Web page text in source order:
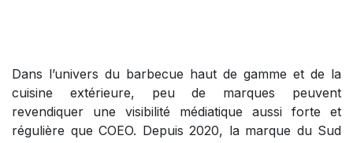
Dans l’univers du barbecue haut de gamme et de la
cuisine extérieure, peu de marques peuvent
revendiquer une visibilité médiatique aussi forte et
régulière que COEO. Depuis 2020, la marque du Sud